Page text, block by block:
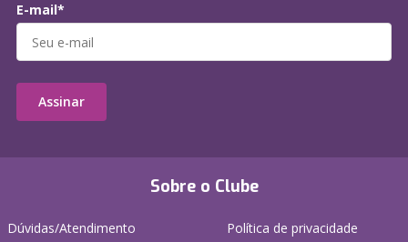
Sobre o Clube
Dúvidas/Atendimento
Política de privacidade
E-mail*
Assinar